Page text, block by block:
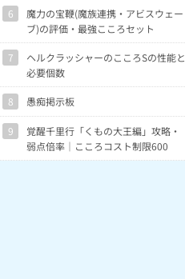
6
魔力の宝鞭(魔族連携・アビスウェー
ブ)の評価・最強こころセット
7
ヘルクラッシャーのこころSの性能と
必要個数
8 愚痴掲示板
9
覚醒千里行「くもの大王編」攻略・
弱点倍率｜こころコスト制限600